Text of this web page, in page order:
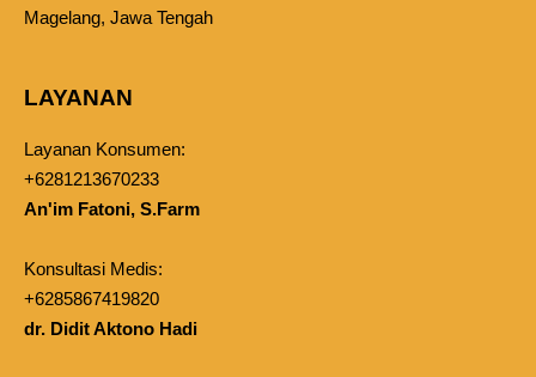
Magelang, Jawa Tengah
LAYANAN
Layanan Konsumen:
+6281213670233
An'im Fatoni, S.Farm
Konsultasi Medis:
+6285867419820
dr. Didit Aktono Hadi